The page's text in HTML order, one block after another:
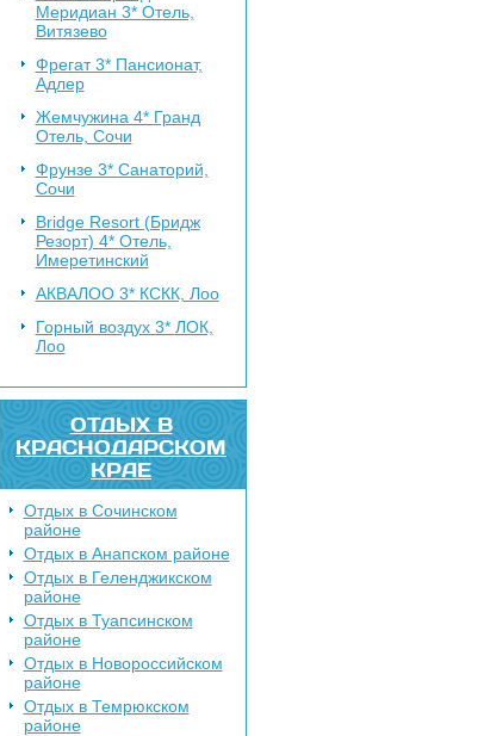
Меридиан 3* Отель,
Витязево
Фрегат 3* Пансионат,
Адлер
Жемчужина 4* Гранд
Отель, Сочи
Фрунзе 3* Санаторий,
Сочи
Bridge Resort (Бридж
Резорт) 4* Отель,
Имеретинский
АКВАЛОО 3* КСКК, Лоо
Горный воздух 3* ЛОК,
Лоо
ОТДЫХ В
КРАСНОДАРСКОМ
КРАЕ
Отдых в Сочинском
районе
Отдых в Анапском районе
Отдых в Геленджикском
районе
Отдых в Туапсинском
районе
Отдых в Новороссийском
районе
Отдых в Темрюкском
районе